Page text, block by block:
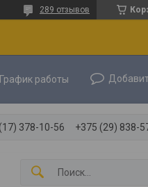
289 отзывов
График работы
378-10-56 +375 (29) 838-